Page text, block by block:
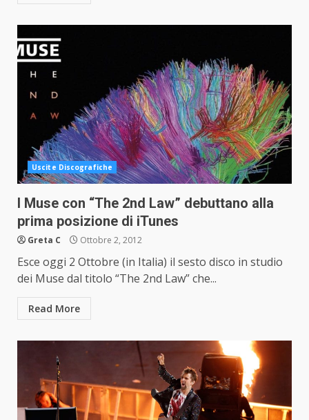
Uscite Discografiche
I Muse con “The 2nd Law” debuttano alla
prima posizione di iTunes
Greta C Ottobre 2, 2012
Esce oggi 2 Ottobre (in Italia) il sesto disco in studio
dei Muse dal titolo “The 2nd Law” che...
Read More